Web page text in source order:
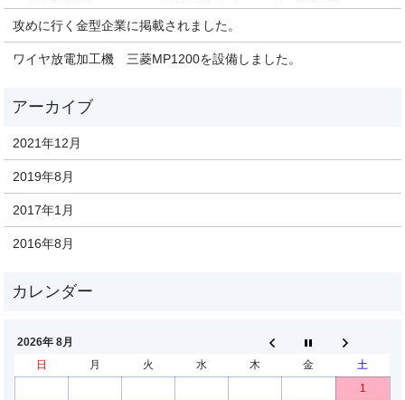
攻めに行く金型企業に掲載されました。
ワイヤ放電加工機 三菱MP1200を設備しました。
2021年12月
2019年8月
2017年1月
2016年8月
2026年 8月
日
月 火 水 木 金
土
1